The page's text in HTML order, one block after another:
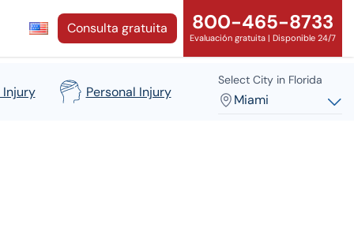
Consulta gratuita 800-465-8733
Evaluación gratuita | Disponible 24/7
Injury Personal Injury
Select City in Florida
Miami